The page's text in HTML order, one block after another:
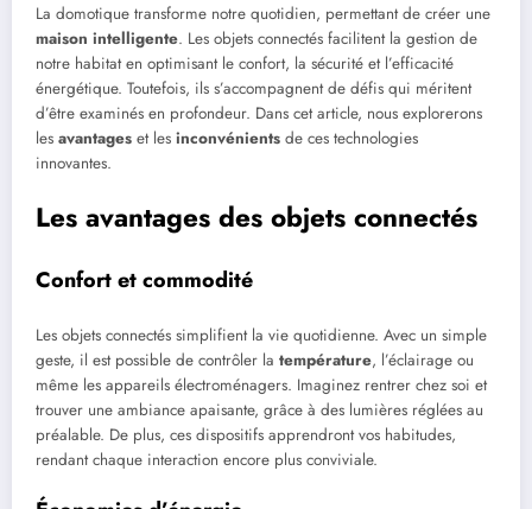
La domotique transforme notre quotidien, permettant de créer une
maison intelligente. Les objets connectés facilitent la gestion de
notre habitat en optimisant le confort, la sécurité et l’efficacité
énergétique. Toutefois, ils s’accompagnent de défis qui méritent
d’être examinés en profondeur. Dans cet article, nous explorerons
les avantages et les inconvénients de ces technologies
innovantes.
Les avantages des objets connectés
Confort et commodité
Les objets connectés simplifient la vie quotidienne. Avec un simple
geste, il est possible de contrôler la température, l’éclairage ou
même les appareils électroménagers. Imaginez rentrer chez soi et
trouver une ambiance apaisante, grâce à des lumières réglées au
préalable. De plus, ces dispositifs apprendront vos habitudes,
rendant chaque interaction encore plus conviviale.